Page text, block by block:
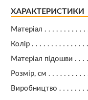
ХАРАКТЕРИСТИКИ
Матеріал
Колір
Матеріал підошви
Розмір, см
Виробництво